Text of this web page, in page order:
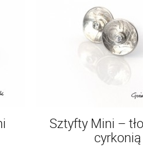
Sztyfty Mini –
cyrkonią